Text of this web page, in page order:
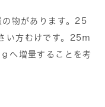
物があります。25
い方むけです。25ｍ
へ増量することを考